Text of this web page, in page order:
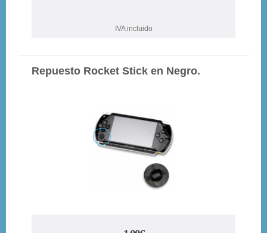
IVA incluido
Repuesto Rocket Stick en Negro.